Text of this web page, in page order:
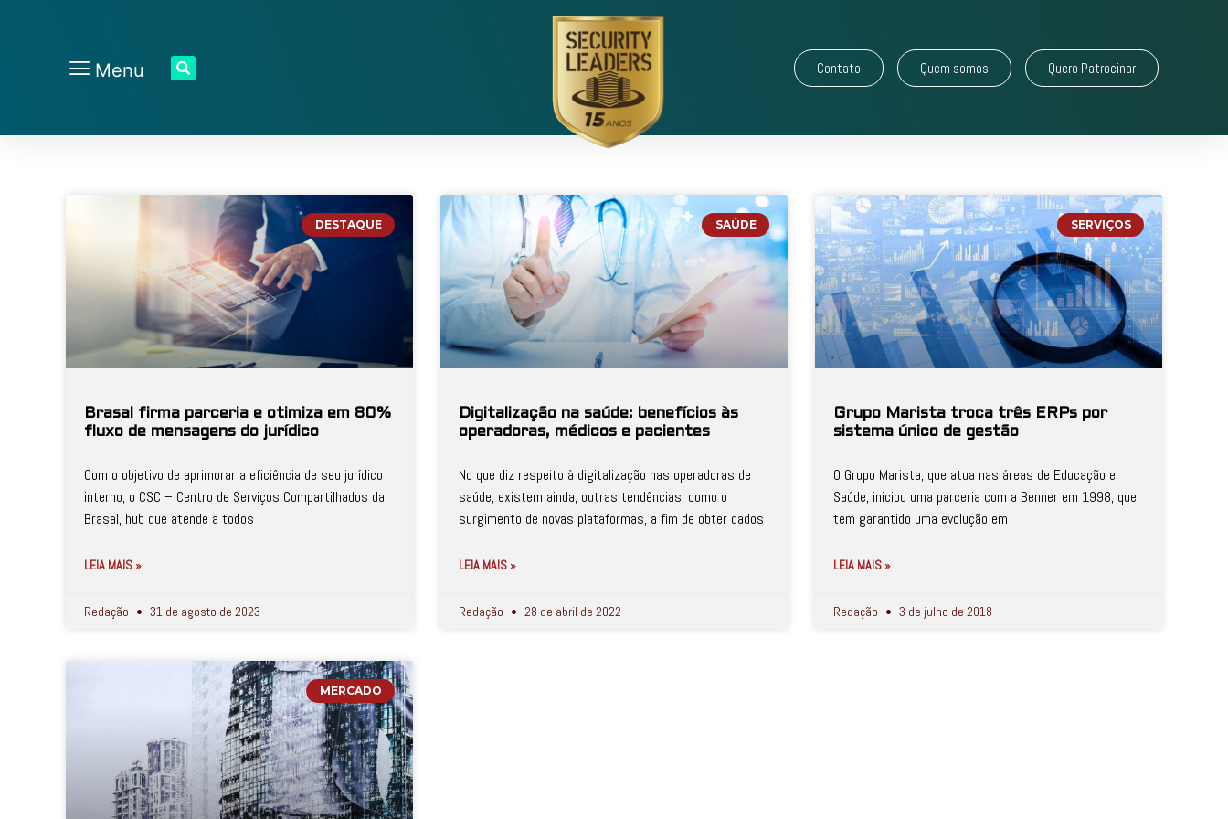
Menu Contato Quem somos Quero Patrocinar
DESTAQUE
Brasal firma parceria e otimiza em 80%
fluxo de mensagens do jurídico
Com o objetivo de aprimorar a eficiência de seu jurídico
interno, o CSC – Centro de Serviços Compartilhados da
Brasal, hub que atende a todos
LEIA MAIS »
Redação 31 de agosto de 2023
SAÚDE
Digitalização na saúde: benefícios às
operadoras, médicos e pacientes
No que diz respeito à digitalização nas operadoras de
saúde, existem ainda, outras tendências, como o
surgimento de novas plataformas, a fim de obter dados
LEIA MAIS »
Redação 28 de abril de 2022
SERVIÇOS
Grupo Marista troca três ERPs por
sistema único de gestão
O Grupo Marista, que atua nas áreas de Educação e
Saúde, iniciou uma parceria com a Benner em 1998, que
tem garantido uma evolução em
LEIA MAIS »
Redação 3 de julho de 2018
MERCADO